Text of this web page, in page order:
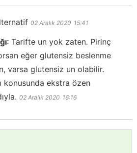
02 Aralık 2020 15:41
: Tarifte un yok zaten. Pirinç
eğer glutensiz beslenme
varsa glutensiz un olabilir.
konusunda ekstra özen
02 Aralık 2020 16:16